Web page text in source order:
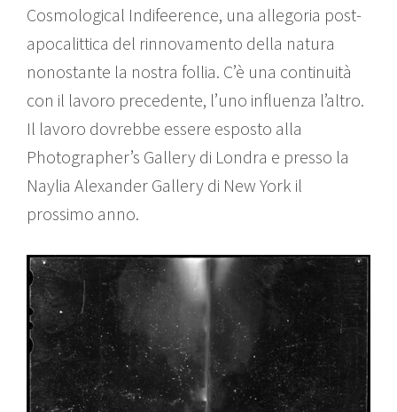
Cosmological Indifeerence, una allegoria post-
apocalittica del rinnovamento della natura
nonostante la nostra follia. C’è una continuità
con il lavoro precedente, l’uno influenza l’altro.
Il lavoro dovrebbe essere esposto alla
Photographer’s Gallery di Londra e presso la
Naylia Alexander Gallery di New York il
prossimo anno.